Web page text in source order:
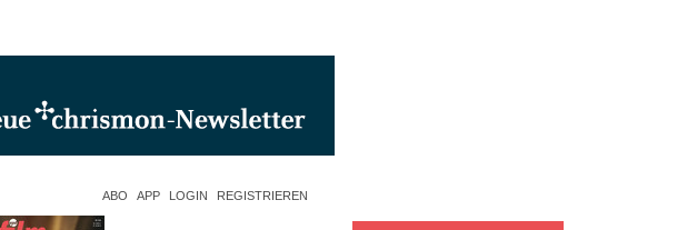
ABO APP LOGIN REGISTRIEREN